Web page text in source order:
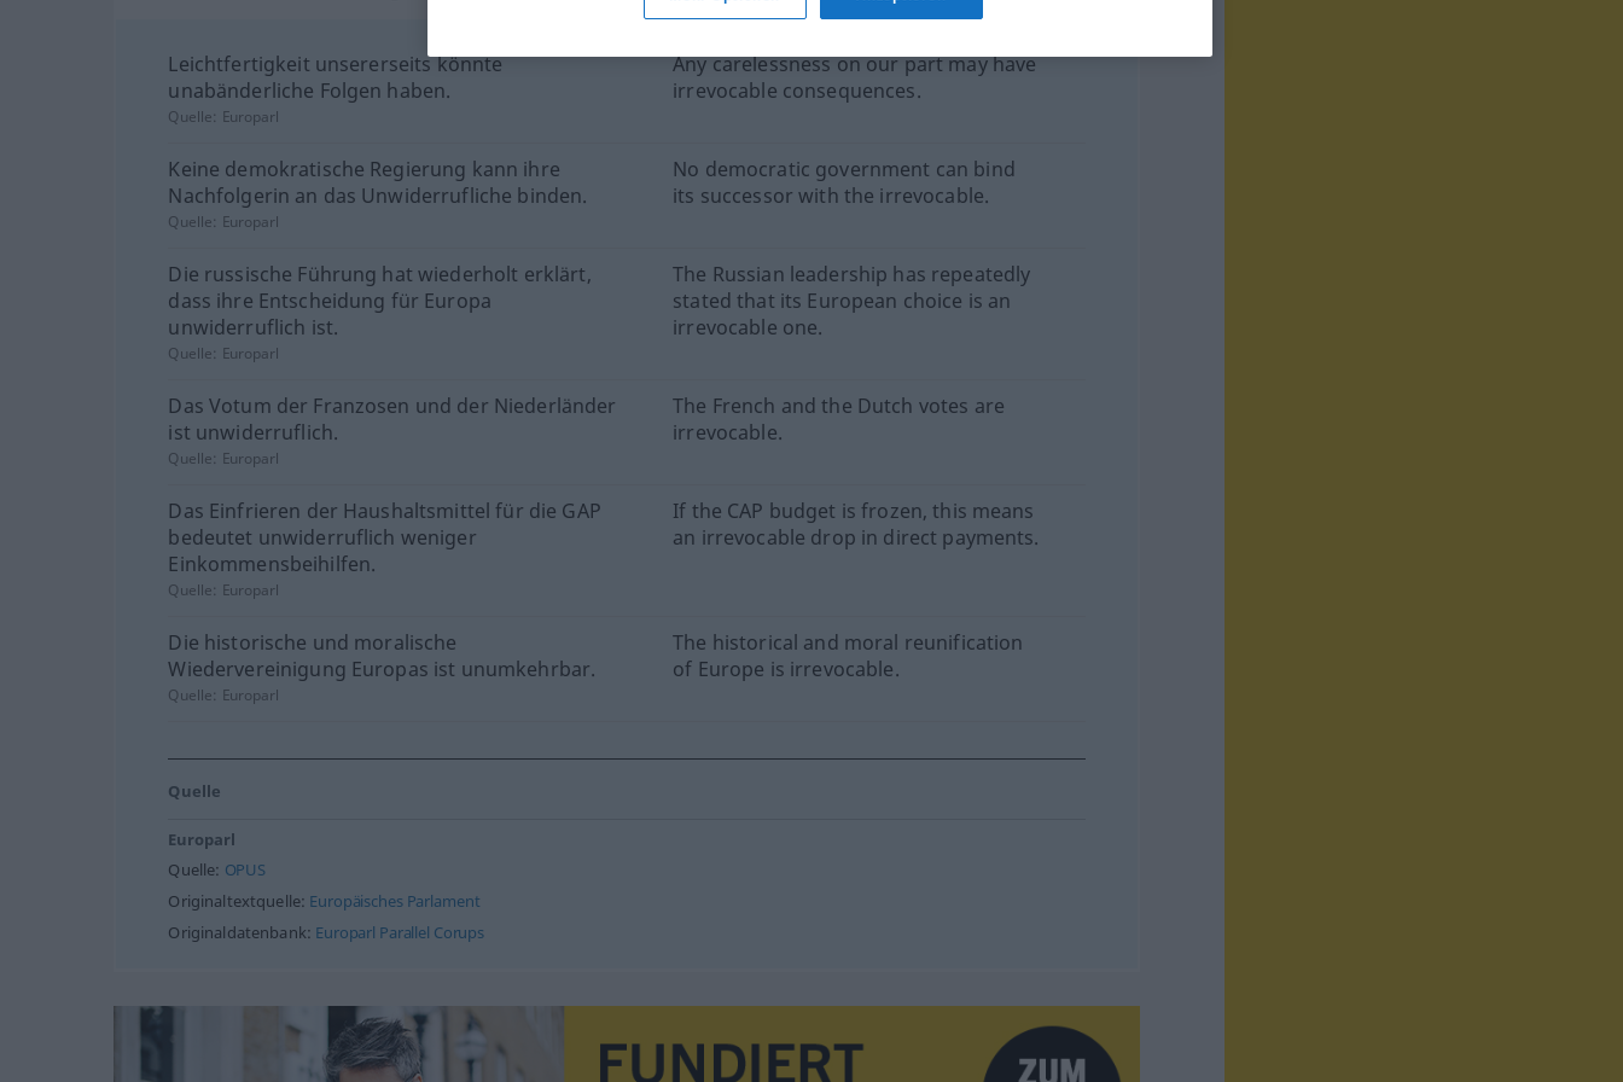
Leichtfertigkeit unsererseits könnte
unabänderliche Folgen haben.
Any carelessness on our part may have
irrevocable consequences.
Quelle: Europarl
Keine demokratische Regierung kann ihre
Nachfolgerin an das Unwiderrufliche binden.
No democratic government can bind
its successor with the irrevocable.
Quelle: Europarl
Die russische Führung hat wiederholt erklärt,
dass ihre Entscheidung für Europa
unwiderruflich ist.
The Russian leadership has repeatedly
stated that its European choice is an
irrevocable one.
Quelle: Europarl
Das Votum der Franzosen und der Niederländer
ist unwiderruflich.
The French and the Dutch votes are
irrevocable.
Quelle: Europarl
Das Einfrieren der Haushaltsmittel für die GAP
bedeutet unwiderruflich weniger
Einkommensbeihilfen.
If the CAP budget is frozen, this means
an irrevocable drop in direct payments.
Quelle: Europarl
Die historische und moralische
Wiedervereinigung Europas ist unumkehrbar.
The historical and moral reunification
of Europe is irrevocable.
Quelle: Europarl
Quelle
Europarl
Quelle: OPUS
Originaltextquelle: Europäisches Parlament
Originaldatenbank: Europarl Parallel Corups